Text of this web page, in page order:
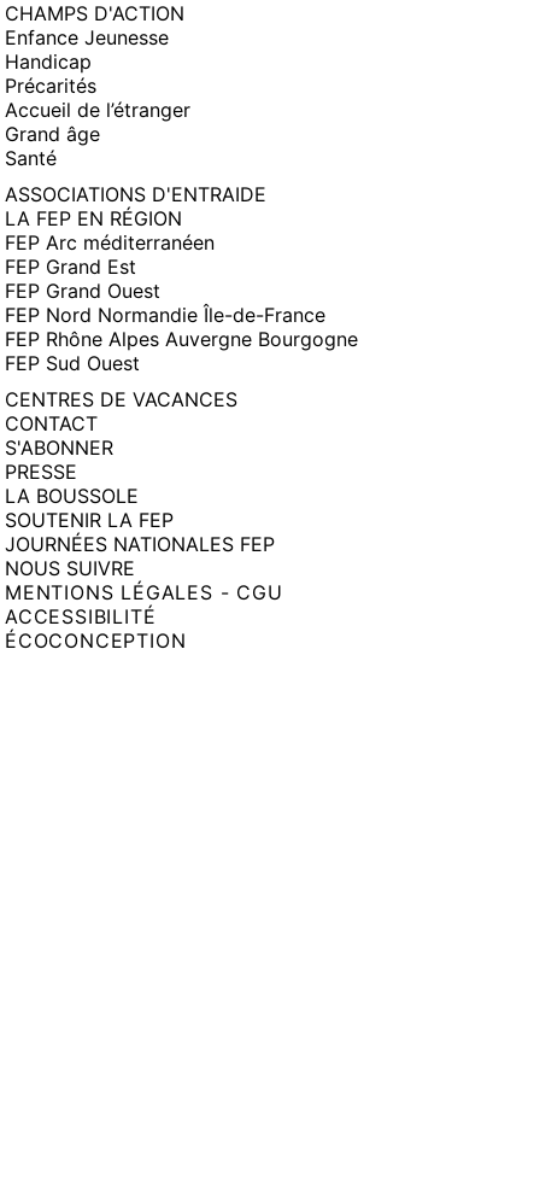
CHAMPS D'ACTION
Enfance Jeunesse
Handicap
Précarités
Accueil de l’étranger
Grand âge
Santé
ASSOCIATIONS D'ENTRAIDE
LA FEP EN RÉGION
FEP Arc méditerranéen
FEP Grand Est
FEP Grand Ouest
FEP Nord Normandie Île-de-France
FEP Rhône Alpes Auvergne Bourgogne
FEP Sud Ouest
CENTRES DE VACANCES
CONTACT
S'ABONNER
PRESSE
LA BOUSSOLE
SOUTENIR LA FEP
JOURNÉES NATIONALES FEP
NOUS SUIVRE
MENTIONS LÉGALES - CGU
ACCESSIBILITÉ
ÉCOCONCEPTION